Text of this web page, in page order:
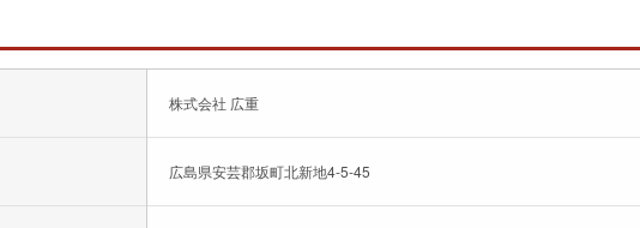
株式会社 広重
広島県安芸郡坂町北新地4-5-45